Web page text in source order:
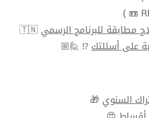
مطابقة للبرنامج الرسمي 🇹🇳
على أسئلتك⁉ 🙋🏼
السنوي 🎁